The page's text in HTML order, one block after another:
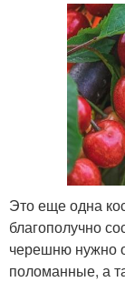
Это еще одна
благополучно
черешню нужно
поломанные, а